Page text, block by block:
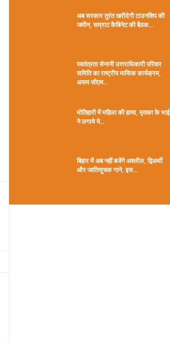
अब सरकार तुरंत खरीदेगी टाउनशिप की
जमीन, सम्राट कैबिनेट की बैठक...
स्वतंत्रता सेनानी उत्तराधिकारी परिवार
समिति का राष्ट्रीय मासिक कार्यक्रम,
असम सीएम...
मोतिहारी में महिला की हत्या, मृतका के भाई
ने लगाये ये...
बिहार में अब नहीं बजेंगे अश्लील, द्विअर्थी
और जातिसूचक गाने, इस...